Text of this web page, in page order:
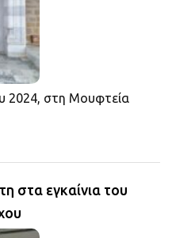
2024, στη Μουφτεία
στα εγκαίνια του